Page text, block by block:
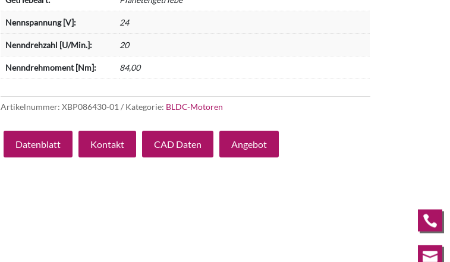
Nennspannung [V]: 24
Nenndrehzahl [U/Min.]: 20
Nenndrehmoment [Nm]: 84,00
Artikelnummer:XBP086430-01 Kategorie: BLDC-Motoren
Datenblatt Kontakt CAD Daten Angebot

